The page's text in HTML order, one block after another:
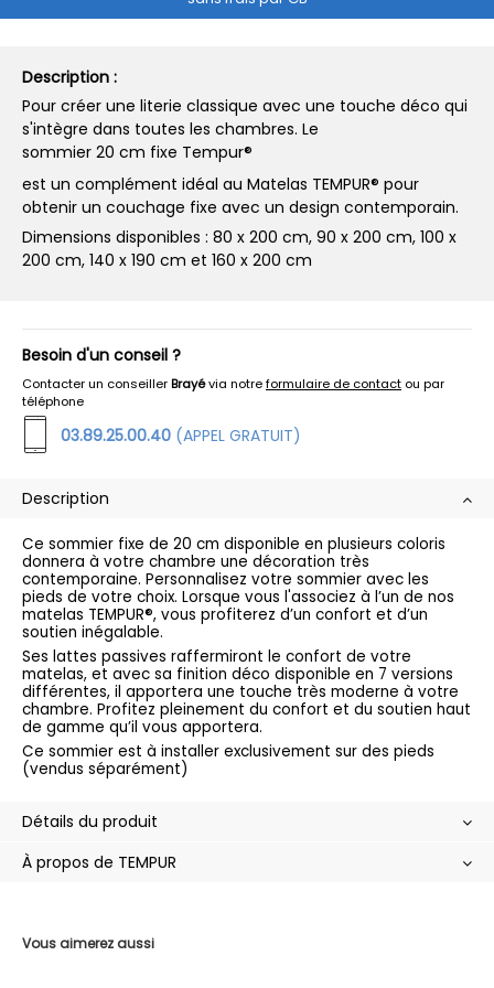
Description :
Pour créer une literie classique avec une touche déco qui
s'intègre dans toutes les chambres. Le
sommier 20 cm fixe Tempur®
est un complément idéal au Matelas TEMPUR® pour
obtenir un couchage fixe avec un design contemporain.
Dimensions disponibles : 80 x 200 cm, 90 x 200 cm, 100 x
200 cm, 140 x 190 cm et 160 x 200 cm
Besoin d'un conseil ?
Contacter un conseillerBrayévia notreformulaire de contact ou par
téléphone
03.89.25.00.40 (APPEL GRATUIT)
Vous aimerez aussi
Description
Ce sommier fixe de 20 cm disponible en plusieurs coloris
donnera à votre chambre une décoration très
contemporaine. Personnalisez votre sommier avec les
pieds de votre choix. Lorsque vous l'associez à l’un de nos
matelas TEMPUR®, vous profiterez d’un confort et d’un
soutien inégalable.
Ses lattes passives raffermiront le confort de votre
matelas, et avec sa finition déco disponible en 7 versions
différentes, il apportera une touche très moderne à votre
chambre. Profitez pleinement du confort et du soutien haut
de gamme qu’il vous apportera.
Ce sommier est à installer exclusivement sur des pieds
(vendus séparément)
Détails du produit
À propos de TEMPUR